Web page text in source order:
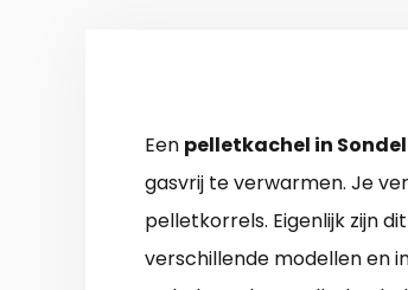
Een pelletkachel in
gasvrij te verwarmen. Je
pelletkorrels. Eigenlijk zijn
verschillende modellen en